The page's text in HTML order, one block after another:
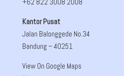
Kantor Pusat
Jalan Balonggede No.34
Bandung – 40251
View On Google Maps